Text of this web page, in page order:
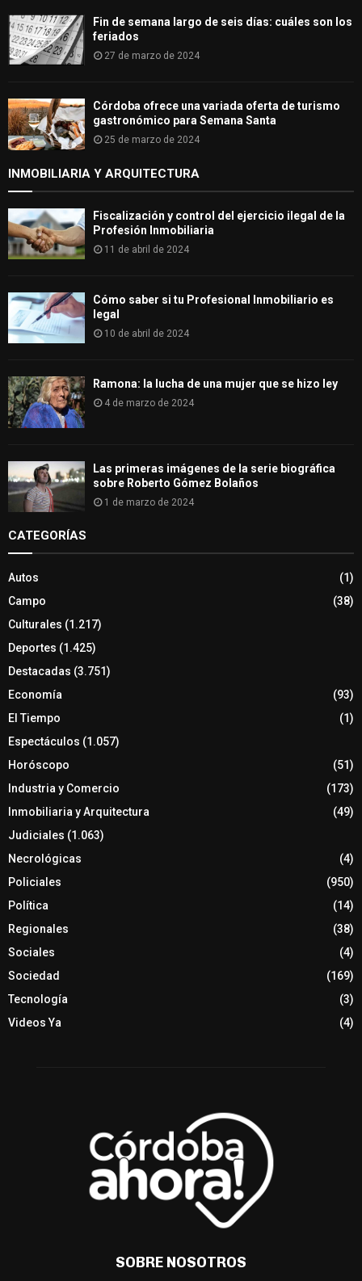
Fin de semana largo de seis días: cuáles son los
feriados
27 de marzo de 2024
Córdoba ofrece una variada oferta de turismo
gastronómico para Semana Santa
25 de marzo de 2024
INMOBILIARIA Y ARQUITECTURA
Fiscalización y control del ejercicio ilegal de la
Profesión Inmobiliaria
11 de abril de 2024
Cómo saber si tu Profesional Inmobiliario es
legal
10 de abril de 2024
Ramona: la lucha de una mujer que se hizo ley
4 de marzo de 2024
Las primeras imágenes de la serie biográfica
sobre Roberto Gómez Bolaños
1 de marzo de 2024
CATEGORÍAS
Autos
(1)
Campo
(38)
Culturales (1.217)
Deportes (1.425)
Destacadas (3.751)
Economía
(93)
El Tiempo
(1)
Espectáculos (1.057)
Horóscopo
(51)
Industria y Comercio
(173)
Inmobiliaria y Arquitectura
(49)
Judiciales (1.063)
Necrológicas
(4)
Policiales
(950)
Política
(14)
Regionales
(38)
Sociales
(4)
Sociedad
(169)
Tecnología
(3)
Videos Ya
(4)
SOBRE NOSOTROS